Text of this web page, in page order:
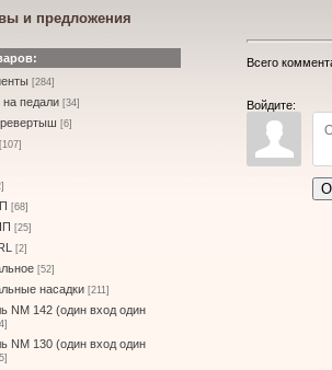
и предложения
[284]
на педали [34]
[6]
[107]
[68]
[25]
[2]
[52]
насадки [211]
NM 142 (один вход один
NM 130 (один вход один
Всего
Войдите: